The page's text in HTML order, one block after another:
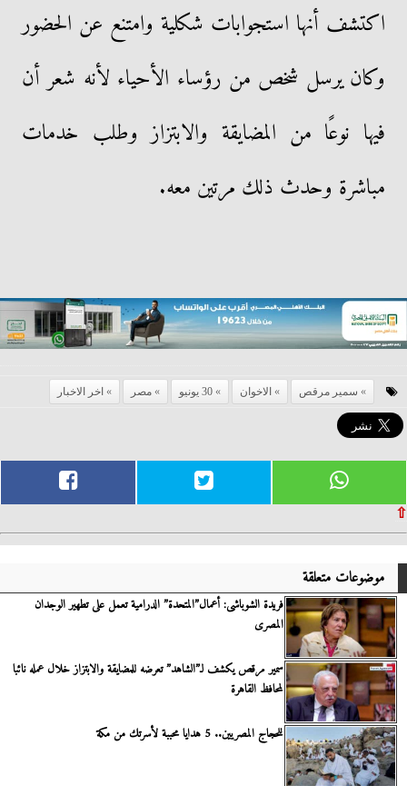
اكتشف أنها استجوابات شكلية وامتنع عن الحضور
وكان يرسل شخص من رؤساء الأحياء لأنه شعر أن
فيها نوعًا من المضايقة والابتزاز وطلب خدمات
مباشرة وحدث ذلك مرتين معه.
سمير مرقص الاخوان 30 يونيو مصر اخر الاخبار
⇧
موضوعات متعلقة
فريدة الشوباشى: أعمال”المتحدة” الدرامية تعمل على تطهير الوجدان
المصرى
سمير مرقص يكشف لـ”الشاهد” تعرضه للمضايقة والابتزاز خلال عمله نائبا
لمحافظ القاهرة
للحجاج المصريين.. 5 هدايا محببة لأسرتك من مكة